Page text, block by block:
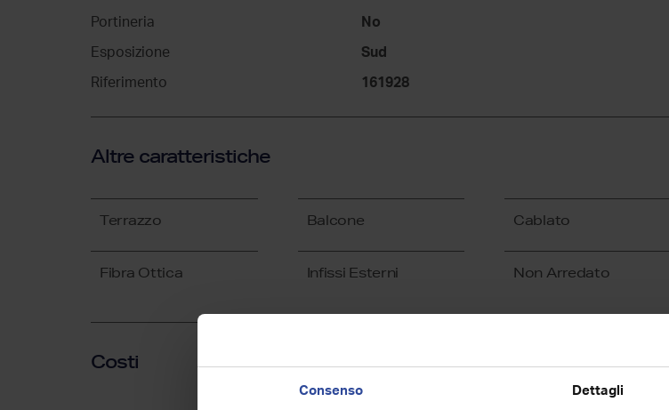
Consenso Dettagli
Portineria No
Esposizione Sud
Riferimento 161928
Altre caratteristiche
Terrazzo Balcone Cablato
Fibra Ottica Infissi Esterni Non Arredato
Costi